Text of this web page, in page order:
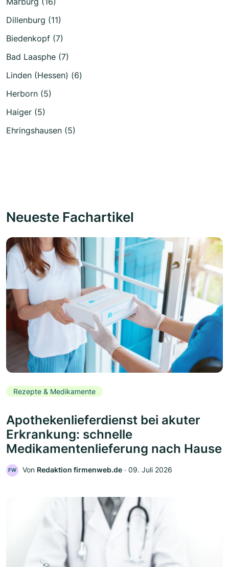
Dillenburg (11)
Biedenkopf (7)
Bad Laasphe (7)
Linden (Hessen) (6)
Herborn (5)
Haiger (5)
Ehringshausen (5)
Neueste Fachartikel
Rezepte & Medikamente
Apothekenlieferdienst bei akuter
Erkrankung: schnelle
Medikamentenlieferung nach Hause
FW Von Redaktion firmenweb.de ‧ 09. Juli 2026